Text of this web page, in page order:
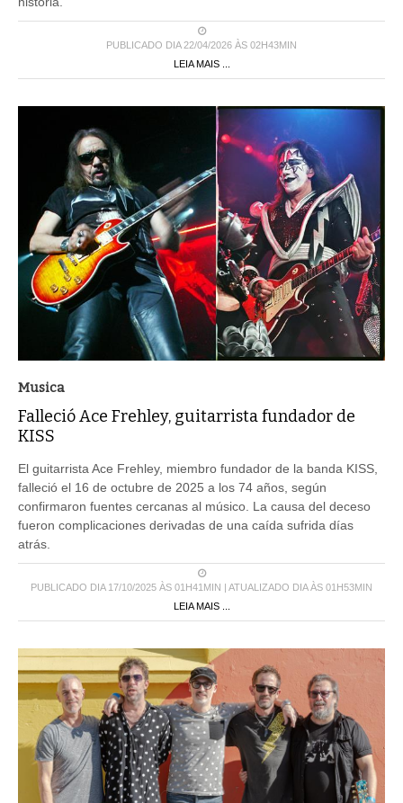
PUBLICADO DIA 22/04/2026 ÀS 02H43MIN
LEIA MAIS ...
Musica
Falleció Ace Frehley, guitarrista fundador de
KISS
El guitarrista Ace Frehley, miembro fundador de la banda KISS,
falleció el 16 de octubre de 2025 a los 74 años, según
confirmaron fuentes cercanas al músico. La causa del deceso
fueron complicaciones derivadas de una caída sufrida días
atrás.
PUBLICADO DIA 17/10/2025 ÀS 01H41MIN | ATUALIZADO DIA ÀS 01H53MIN
LEIA MAIS ...